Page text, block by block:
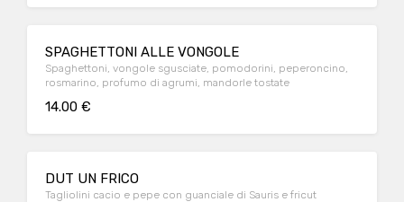
SPAGHETTONI ALLE VONGOLE
Spaghettoni, vongole sgusciate, pomodorini, peperoncino,
rosmarino, profumo di agrumi, mandorle tostate
14.00 €
DUT UN FRICO
Tagliolini cacio e pepe con guanciale di Sauris e fricut